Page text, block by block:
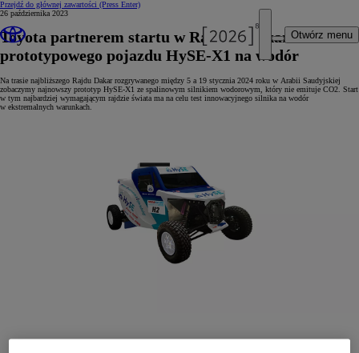
Przejdź do głównej zawartości (Press Enter)
Otwórz menu
26 października 2023
Toyota partnerem startu w Rajdzie Dakar
prototypowego pojazdu HySE-X1 na wodór
Na trasie najbliższego Rajdu Dakar rozgrywanego między 5 a 19 stycznia 2024 roku w Arabii Saudyjskiej
zobaczymy najnowszy prototyp HySE-X1 ze spalinowym silnikiem wodorowym, który nie emituje CO2. Start
w tym najbardziej wymagającym rajdzie świata ma na celu test innowacyjnego silnika na wodór
w ekstremalnych warunkach.